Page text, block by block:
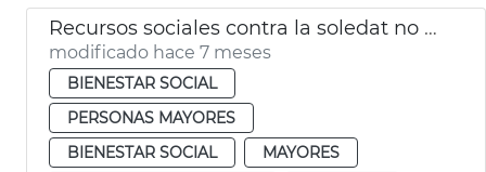
Recursos sociales contra la soledat no desitjada
modificado hace 7 meses
BIENESTAR SOCIAL
PERSONAS MAYORES
BIENESTAR SOCIAL
MAYORES